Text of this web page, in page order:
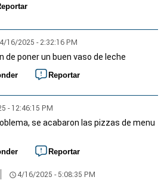
4/16/2025 - 2:32:16 PM
de poner un buen vaso de leche
Reportar
- 12:46:15 PM
se acabaron las pizzas de menu
Reportar
schedule 4/16/2025 - 5:08:35 PM